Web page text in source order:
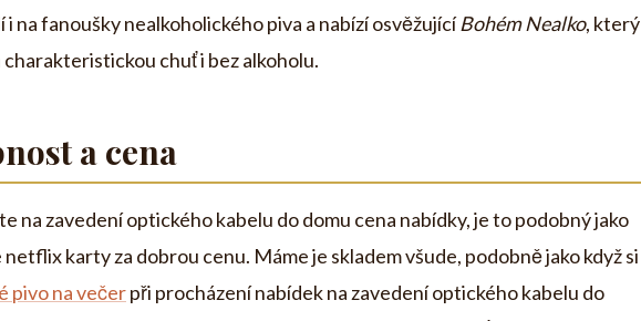
i na fanoušky nealkoholického piva a nabízí osvěžujícíBohém Nealko, který
charakteristickou chuť i bez alkoholu.
a cena
na zavedení optického kabelu do domu cena nabídky, je to podobný jako
karty za dobrou cenu. Máme je skladem všude, podobně jako když si
pivo na večerpři procházení nabídek na zavedení optického kabelu do